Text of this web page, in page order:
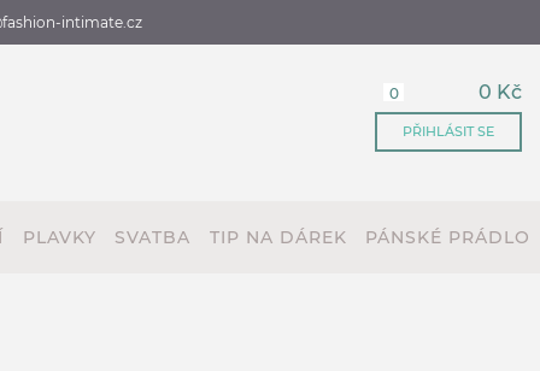
intimate.cz
0 0 Kč
PŘIHLÁSIT SE
PLAVKY SVATBA TIP NA DÁREK PÁNSKÉ PRÁDLO